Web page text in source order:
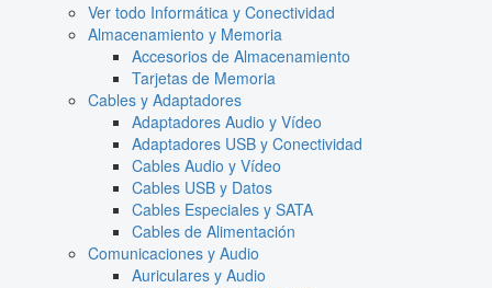
Ver todo Informática y Conectividad
Almacenamiento y Memoria
Accesorios de Almacenamiento
Tarjetas de Memoria
Cables y Adaptadores
Adaptadores Audio y Vídeo
Adaptadores USB y Conectividad
Cables Audio y Vídeo
Cables USB y Datos
Cables Especiales y SATA
Cables de Alimentación
Comunicaciones y Audio
Auriculares y Audio